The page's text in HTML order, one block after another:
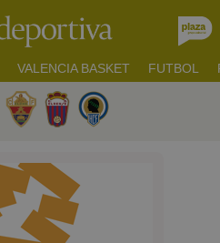
VALENCIA BASKET FUTBOL